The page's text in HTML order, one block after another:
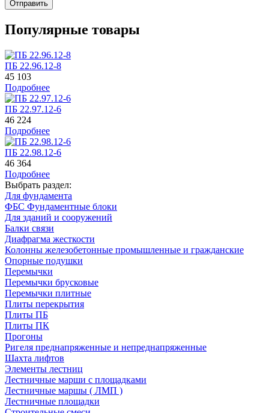
Отправить
Популярные товары
ПБ 22.96.12-8
45 103
Подробнее
ПБ 22.97.12-6
46 224
Подробнее
ПБ 22.98.12-6
46 364
Подробнее
Выбрать раздел:
Для фундамента
ФБС Фундаментные блоки
Для зданий и сооружений
Балки связи
Диафрагма жесткости
Колонны железобетонные промышленные и гражданские
Опорные подушки
Перемычки
Перемычки брусковые
Перемычки плитные
Плиты перекрытия
Плиты ПБ
Плиты ПК
Прогоны
Ригеля преднапряженные и непреднапряженные
Шахта лифтов
Элементы лестниц
Лестничные марши с площадками
Лестничные маршы ( ЛМП )
Лестничные площадки